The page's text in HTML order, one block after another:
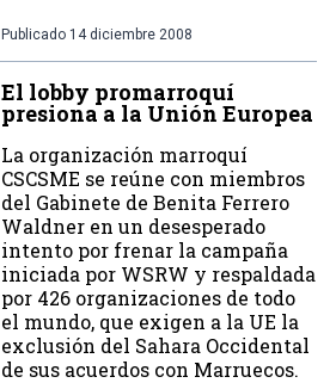
Publicado 14 diciembre 2008
El lobby promarroquí
presiona a la Unión Europea
La organización marroquí
CSCSME se reúne con miembros
del Gabinete de Benita Ferrero
Waldner en un desesperado
intento por frenar la campaña
iniciada por WSRW y respaldada
por 426 organizaciones de todo
el mundo, que exigen a la UE la
exclusión del Sahara Occidental
de sus acuerdos con Marruecos.